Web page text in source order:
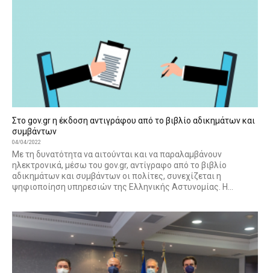
Στο gov.gr η έκδοση αντιγράφου από το βιβλίο αδικημάτων και
συμβάντων
04/04/2022
Με τη δυνατότητα να αιτούνται και να παραλαμβάνουν
ηλεκτρονικά, μέσω του gov.gr, αντίγραφο από το βιβλίο
αδικημάτων και συμβάντων οι πολίτες, συνεχίζεται η
ψηφιοποίηση υπηρεσιών της Ελληνικής Αστυνομίας. Η...